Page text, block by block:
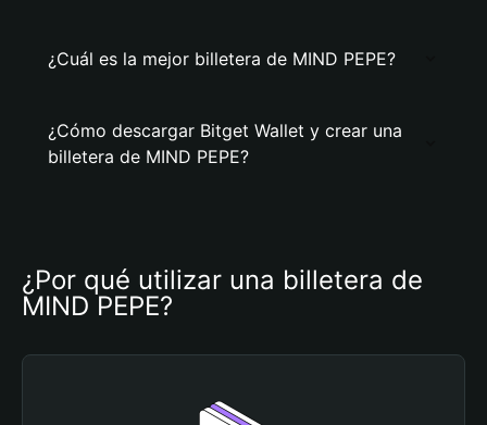
¿Cuál es la mejor billetera de MIND PEPE?
¿Cómo descargar Bitget Wallet y crear una
billetera de MIND PEPE?
¿Por qué utilizar una billetera de
MIND PEPE?